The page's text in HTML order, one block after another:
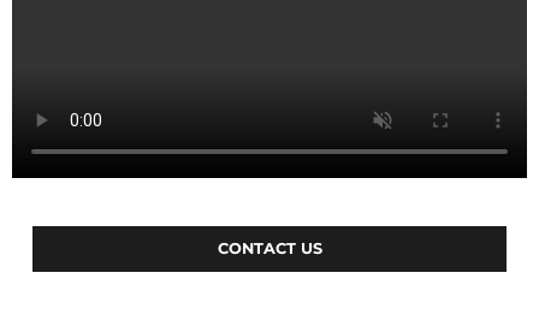
CONTACT US